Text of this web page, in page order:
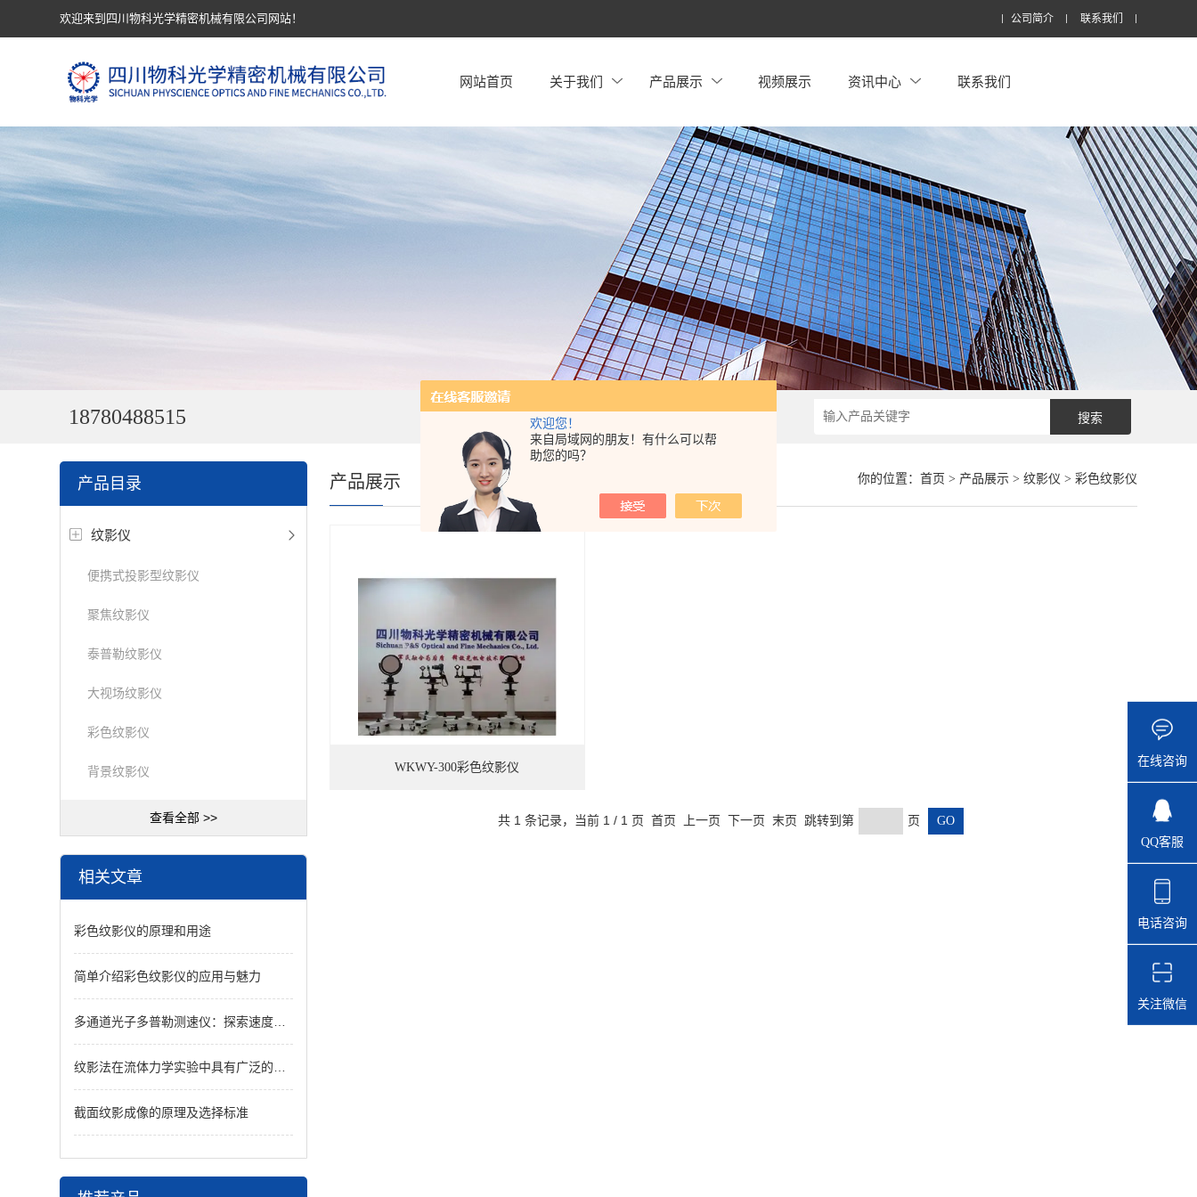
欢迎您！
来自局域网的朋友！有什么可以帮
助您的吗？
欢迎来到四川物科光学精密机械有限公司网站！ 公司简介 联系我们
网站首页 关于我们 产品展示 视频展示 资讯中心 联系我们
18780488515
产品目录
纹影仪
便携式投影型纹影仪
聚焦纹影仪
泰普勒纹影仪
大视场纹影仪
彩色纹影仪
背景纹影仪
查看全部 >>
相关文章
彩色纹影仪的原理和用途
简单介绍彩色纹影仪的应用与魅力
多通道光子多普勒测速仪：探索速度测量的新境界
纹影法在流体力学实验中具有广泛的应用
截面纹影成像的原理及选择标准
你的位置： 首页 > 产品展示> 纹影仪 > 彩色纹影仪
产品展示
WKWY-300彩色纹影仪
共 1 条记录，当前 1 / 1 页 首页 上一页 下一页 末页 跳转到第 页
在线咨询
QQ客服
电话咨询
关注微信